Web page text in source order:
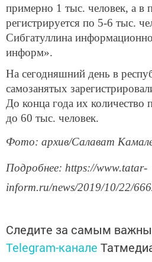
примерно 1 тыс. человек, а в
регистрируется по 5-6 тыс.
Сибгатуллина
информ».
На сегодняшний день в
самозанятых
До конца года их количество
до 60 тыс. человек.
Фото: архив/Салават
Подробнее: https://www.tatar-
inform.ru/news/2019/10/22/
Следите за самым
Telegram-канале